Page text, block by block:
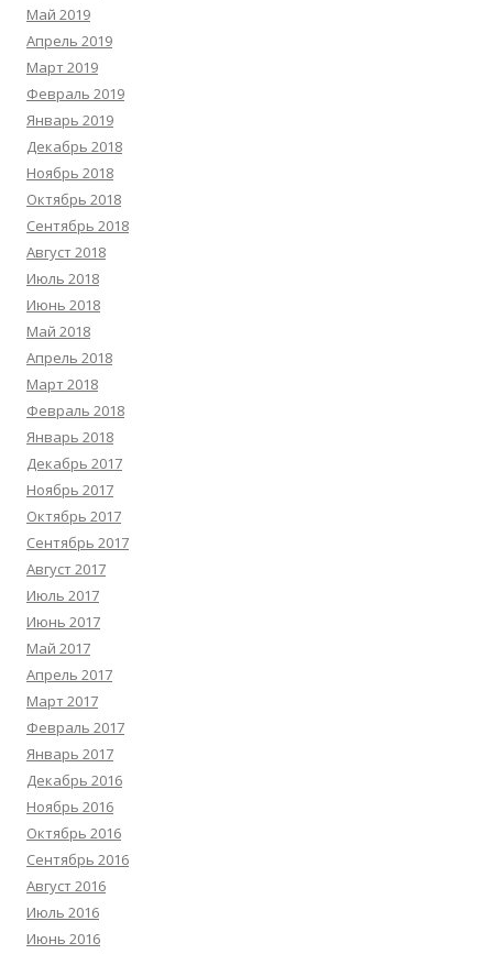
Май 2019
Апрель 2019
Март 2019
Февраль 2019
Январь 2019
Декабрь 2018
Ноябрь 2018
Октябрь 2018
Сентябрь 2018
Август 2018
Июль 2018
Июнь 2018
Май 2018
Апрель 2018
Март 2018
Февраль 2018
Январь 2018
Декабрь 2017
Ноябрь 2017
Октябрь 2017
Сентябрь 2017
Август 2017
Июль 2017
Июнь 2017
Май 2017
Апрель 2017
Март 2017
Февраль 2017
Январь 2017
Декабрь 2016
Ноябрь 2016
Октябрь 2016
Сентябрь 2016
Август 2016
Июль 2016
Июнь 2016